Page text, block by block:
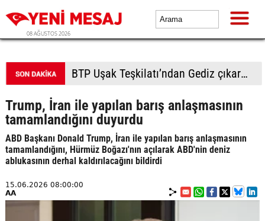
08 AĞUSTOS 2026
BTP Uşak Teşkilatı’ndan Gediz çıkarması: Anma etkinliği ve esnaf ziyaretlerinde yoğun ilgi
Trump, İran ile yapılan barış anlaşmasının
tamamlandığını duyurdu
ABD Başkanı Donald Trump, İran ile yapılan barış anlaşmasının
tamamlandığını, Hürmüz Boğazı'nın açılarak ABD'nin deniz
ablukasının derhal kaldırılacağını bildirdi
15.06.2026 08:00:00
AA